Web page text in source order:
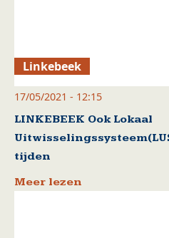
Linkebeek
17/05/2021 - 12:15
LINKEBEEK Ook Lokaal
tijden
Meer lezen